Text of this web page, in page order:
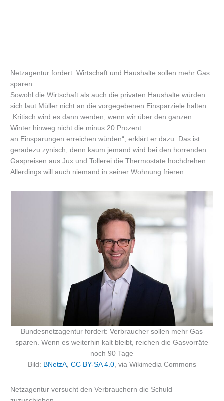
Netzagentur fordert: Wirtschaft und Haushalte sollen mehr Gas
sparen
Sowohl die Wirtschaft als auch die privaten Haushalte würden
sich laut Müller nicht an die vorgegebenen Einsparziele halten.
„Kritisch wird es dann werden, wenn wir über den ganzen
Winter hinweg nicht die minus 20 Prozent
an Einsparungen erreichen würden“, erklärt er dazu. Das ist
geradezu zynisch, denn kaum jemand wird bei den horrenden
Gaspreisen aus Jux und Tollerei die Thermostate hochdrehen.
Allerdings will auch niemand in seiner Wohnung frieren.
Bundesnetzagentur fordert: Verbraucher sollen mehr Gas
sparen. Wenn es weiterhin kalt bleibt, reichen die Gasvorräte
noch 90 Tage
Bild: BNetzA, CC BY-SA 4.0, via Wikimedia Commons
Netzagentur versucht den Verbrauchern die Schuld